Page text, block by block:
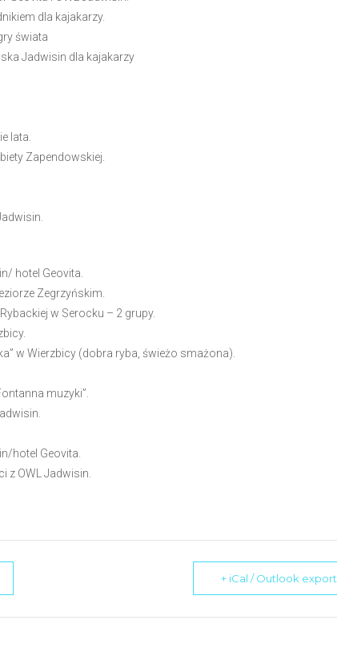
dla kajakarzy.
świata
Jadwisin dla kajakarzy
lata.
Zapendowskiej
/ hotel Geovita.
Zegrzyńskim.
Rybackiej w Serocku – 2 grupy.
w Wierzbicy (dobra ryba, świeżo smażona).
muzyki”
/hotel Geovita.
z OWL Jadwisin
+ iCal / Outlook export